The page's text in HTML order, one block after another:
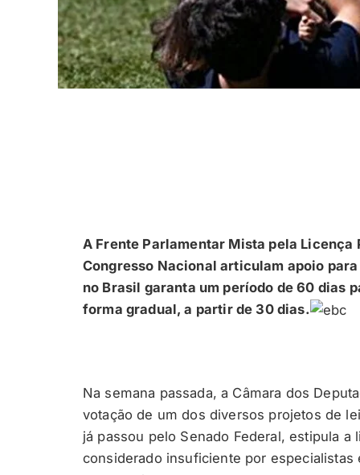
A Frente Parlamentar Mista pela
Congresso Nacional articulam apoio
no Brasil garanta um período de 60 dias
forma gradual, a partir de 30 dias.
Na semana passada, a Câmara dos
votação de um dos diversos projetos de
já passou pelo Senado Federal, estipula
considerado insuficiente por